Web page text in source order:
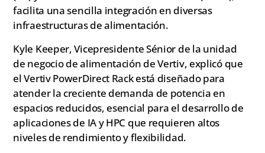
facilita una sencilla integración en diversas
infraestructuras de alimentación.
Kyle Keeper, Vicepresidente Sénior de la unidad
de negocio de alimentación de Vertiv, explicó que
el Vertiv PowerDirect Rack está diseñado para
atender la creciente demanda de potencia en
espacios reducidos, esencial para el desarrollo de
aplicaciones de IA y HPC que requieren altos
niveles de rendimiento y flexibilidad.